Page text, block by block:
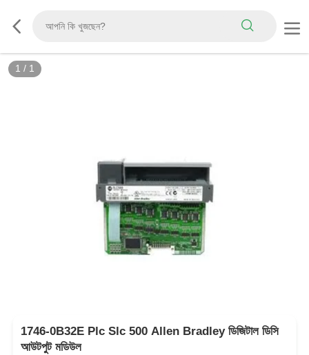
1 / 1
1746-0B32E Plc Slc 500 Allen Bradley ডিজিটাল ডিসি
আউটপুট মডিউল